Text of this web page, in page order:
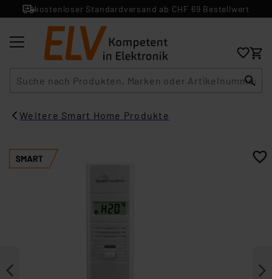
kostenloser Standardversand ab CHF 69 Bestellwert
Weitere Smart Home Produkte